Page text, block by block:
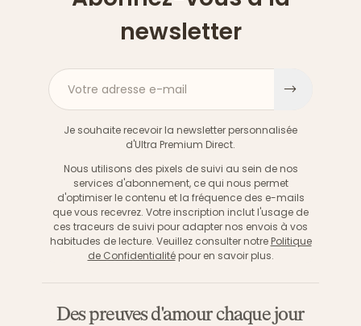
newsletter
Votre adresse e-mail
Je souhaite recevoir la newsletter personnalisée
d'Ultra Premium Direct.
Nous utilisons des pixels de suivi au sein de nos
services d'abonnement, ce qui nous permet
d'optimiser le contenu et la fréquence des e-mails
que vous recevrez. Votre inscription inclut l'usage de
ces traceurs de suivi pour adapter nos envois à vos
habitudes de lecture. Veuillez consulter notre Politique
de Confidentialitépour en savoir plus.
Des preuves d'amour chaque jour